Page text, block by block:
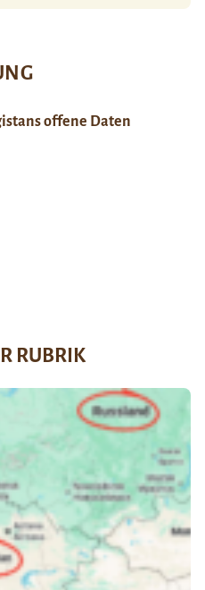
offene Daten
RUBRIK